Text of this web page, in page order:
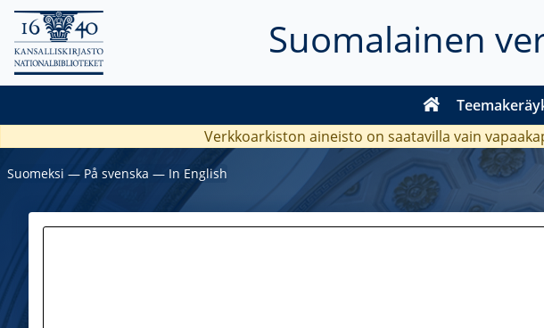
Suomalainen
Verkkoarkiston aineisto on saatavilla vain
Suomeksi ― På svenska ― In English